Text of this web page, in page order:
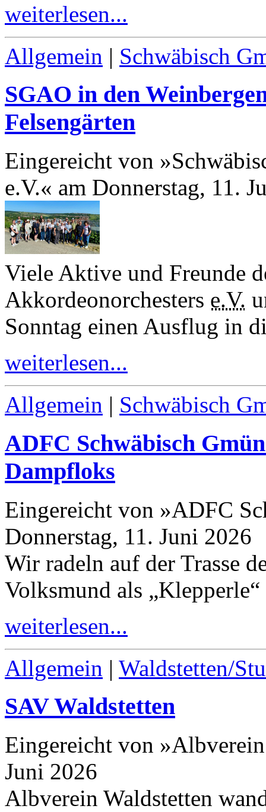
weiterlesen...
Allgemein | Schwäbisch
SGAO in den
Felsengärten
Eingereicht von
e.V.« am Donnerstag, 11.
Viele Aktive und Freunde
Akkordeonorchesters e.V.
Sonntag einen Ausflug in
weiterlesen...
Allgemein | Schwäbisch
ADFC Schwäbisch
Dampfloks
Eingereicht von »ADFC
Donnerstag, 11. Juni 2026
Wir radeln auf der Trasse
Volksmund als
weiterlesen...
Allgemein | Waldstetten/
SAV Waldstetten
Eingereicht von
Juni 2026
Albverein Waldstetten